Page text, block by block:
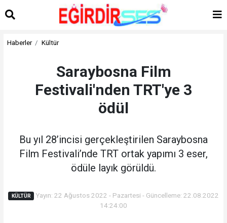
Haberler Kültür
Saraybosna Film
Festivali'nden TRT'ye 3
ödül
Bu yıl 28’incisi gerçekleştirilen Saraybosna
Film Festivali’nde TRT ortak yapımı 3 eser,
ödüle layık görüldü.
KÜLTÜR
Yayın: 22 Ağustos 2022 - Pazartesi - Güncelleme: 22.08.2022
14:24:00